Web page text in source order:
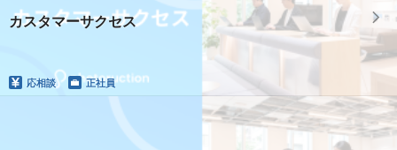
カスタマーサクセス
応相談 正社員